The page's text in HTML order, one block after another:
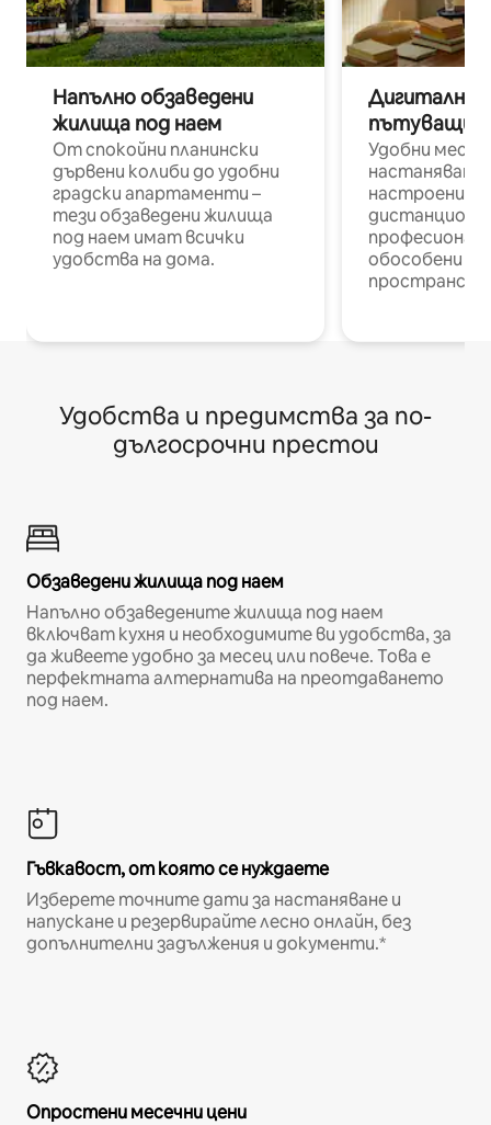
Напълно обзаведени
жилища под наем
От спокойни планински
дървени колиби до удобни
градски апартаменти –
тези обзаведени жилища
под наем имат всички
удобства на дома.
Дигитални
пътуващи
Удобни
настаняване
настроени и
обособени
Удобства и предимства за по-
дългосрочни престои
Обзаведени жилища под наем
Напълно обзаведените жилища под наем
включват кухня и необходимите ви удобства, за
да живеете удобно за месец или повече. Това е
перфектната алтернатива на преотдаването
под наем.
Гъвкавост, от която се нуждаете
Изберете точните дати за настаняване и
напускане и резервирайте лесно онлайн, без
допълнителни задължения и документи.*
Опростени месечни цени